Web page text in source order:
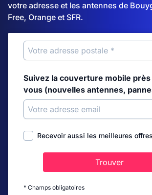
votre adresse et les antennes de
Free, Orange et SFR.
Suivez la couverture mobile
vous (nouvelles antennes,
Recevoir aussi les meilleures
Trouver
* Champs obligatoires